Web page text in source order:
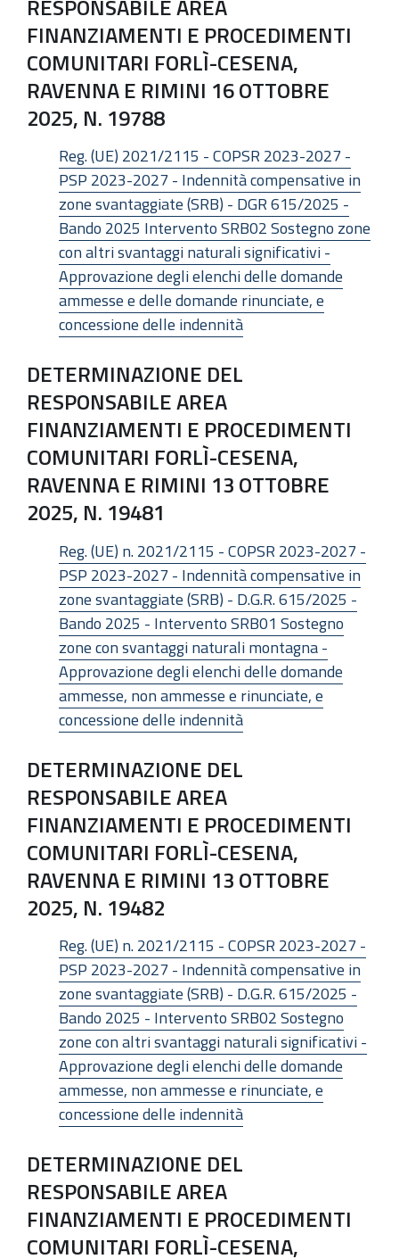
RESPONSABILE AREA
FINANZIAMENTI E PROCEDIMENTI
COMUNITARI FORLÌ-CESENA,
RAVENNA E RIMINI 16 OTTOBRE
2025, N. 19788
Reg. (UE) 2021/2115 - COPSR 2023-2027 -
PSP 2023-2027 - Indennità compensative in
zone svantaggiate (SRB) - DGR 615/2025 -
Bando 2025 Intervento SRB02 Sostegno zone
con altri svantaggi naturali significativi -
Approvazione degli elenchi delle domande
ammesse e delle domande rinunciate, e
concessione delle indennità
DETERMINAZIONE DEL
RESPONSABILE AREA
FINANZIAMENTI E PROCEDIMENTI
COMUNITARI FORLÌ-CESENA,
RAVENNA E RIMINI 13 OTTOBRE
2025, N. 19481
Reg. (UE) n. 2021/2115 - COPSR 2023-2027 -
PSP 2023-2027 - Indennità compensative in
zone svantaggiate (SRB) - D.G.R. 615/2025 -
Bando 2025 - Intervento SRB01 Sostegno
zone con svantaggi naturali montagna -
Approvazione degli elenchi delle domande
ammesse, non ammesse e rinunciate, e
concessione delle indennità
DETERMINAZIONE DEL
RESPONSABILE AREA
FINANZIAMENTI E PROCEDIMENTI
COMUNITARI FORLÌ-CESENA,
RAVENNA E RIMINI 13 OTTOBRE
2025, N. 19482
Reg. (UE) n. 2021/2115 - COPSR 2023-2027 -
PSP 2023-2027 - Indennità compensative in
zone svantaggiate (SRB) - D.G.R. 615/2025 -
Bando 2025 - Intervento SRB02 Sostegno
zone con altri svantaggi naturali significativi -
Approvazione degli elenchi delle domande
ammesse, non ammesse e rinunciate, e
concessione delle indennità
DETERMINAZIONE DEL
RESPONSABILE AREA
FINANZIAMENTI E PROCEDIMENTI
COMUNITARI FORLÌ-CESENA,